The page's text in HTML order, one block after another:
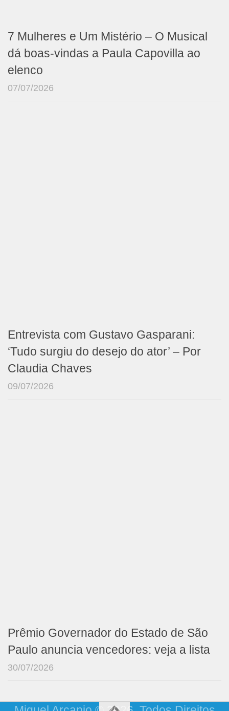
7 Mulheres e Um Mistério – O Musical
dá boas-vindas a Paula Capovilla ao
elenco
07/07/2026
Entrevista com Gustavo Gasparani:
‘Tudo surgiu do desejo do ator’ – Por
Claudia Chaves
09/07/2026
Prêmio Governador do Estado de São
Paulo anuncia vencedores: veja a lista
30/07/2026